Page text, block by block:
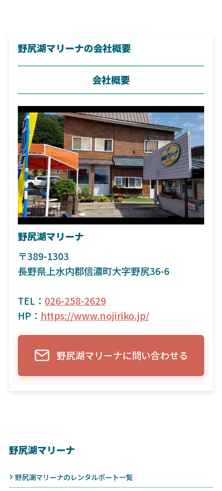
野尻湖マリーナの会社概要
会社概要
野尻湖マリーナ
〒389-1303
長野県上水内郡信濃町大字野尻36-6
TEL： 026-258-2629
HP： https://www.nojiriko.jp/
野尻湖マリーナに問い合わせる
野尻湖マリーナ
野尻湖マリーナのレンタルボート一覧